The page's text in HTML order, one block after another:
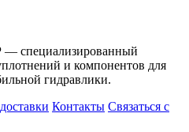
и компонентов для
гидравлики.
Контакты Связаться с